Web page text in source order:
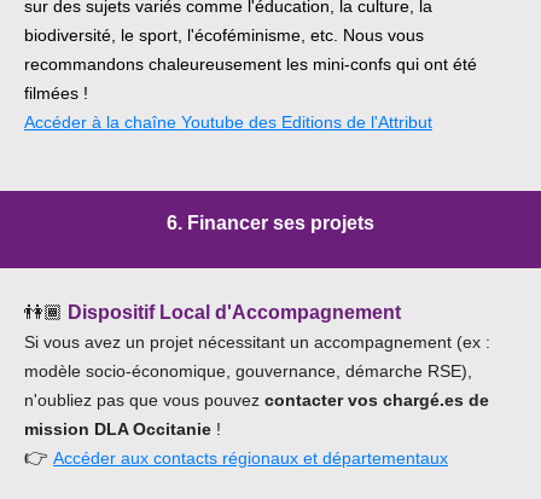
sur des sujets variés comme l'éducation, la culture, la
biodiversité, le sport, l'écoféminisme, etc. Nous vous
recommandons chaleureusement les mini-confs qui ont été
filmées !
Accéder à la chaîne Youtube des Editions de l'Attribut
6. Financer ses projets
👫🏾 Dispositif Local d'Accompagnement
Si vous avez un projet nécessitant un accompagnement (ex :
modèle socio-économique, gouvernance, démarche RSE),
n'oubliez pas que vous pouvez contacter vos chargé.es de
mission DLA Occitanie !
👉 Accéder aux contacts régionaux et départementaux